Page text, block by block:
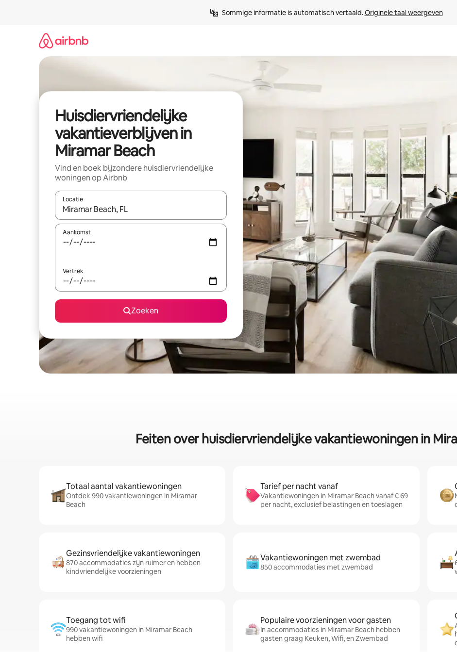
Sommige informatie is automatisch vertaald. Originele taal weergeven
Huisdiervriendelijke
vakantieverblijven in
Miramar Beach
Vind en boek bijzondere huisdiervriendelijke
woningen op Airbnb
Locatie
Wanneer er resultaten beschikbaar zijn, maak je een keuze met je de pijltjestoetsen omhoog en omlaag, óf door te tikken of
Aankomst
Vertrek
Zoeken
Feiten over huisdiervriendelijke vakantiewoningen in
Totaal aantal vakantiewoningen
Ontdek 990 vakantiewoningen in Miramar
Beach
Tarief per nacht vanaf
Vakantiewoningen in Miramar Beach vanaf € 69
per nacht, exclusief belastingen en toeslagen
Gezinsvriendelijke vakantiewoningen
870 accommodaties zijn ruimer en hebben
kindvriendelijke voorzieningen
Vakantiewoningen met zwembad
850 accommodaties met zwembad
Toegang tot wifi
990 vakantiewoningen in Miramar Beach
hebben wifi
Populaire voorzieningen voor gasten
In accommodaties in Miramar Beach hebben
gasten graag Keuken, Wifi, en Zwembad